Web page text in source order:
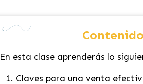
En esta clase aprenderás lo
Claves para una venta